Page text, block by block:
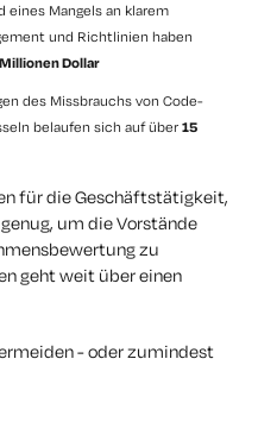
eines Mangels an klarem
und Richtlinien haben
Dollar
des Missbrauchs von Code-
belaufen sich auf über 15
für die Geschäftstätigkeit,
um die Vorstände
zu
geht weit über einen
- oder zumindest